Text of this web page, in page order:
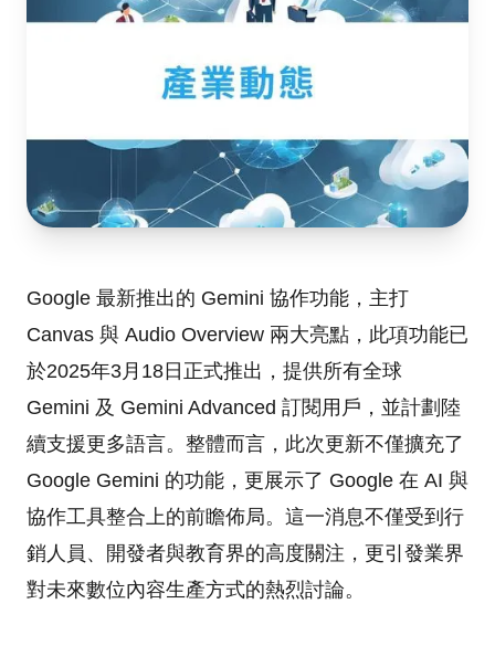
Google 最新推出的 Gemini 協作功能，主打
Canvas 與 Audio Overview 兩大亮點，此項功能已
於2025年3月18日正式推出，提供所有全球
Gemini 及 Gemini Advanced 訂閱用戶，並計劃陸
續支援更多語言。整體而言，此次更新不僅擴充了
Google Gemini 的功能，更展示了 Google 在 AI 與
協作工具整合上的前瞻佈局。這一消息不僅受到行
銷人員、開發者與教育界的高度關注，更引發業界
對未來數位內容生產方式的熱烈討論。